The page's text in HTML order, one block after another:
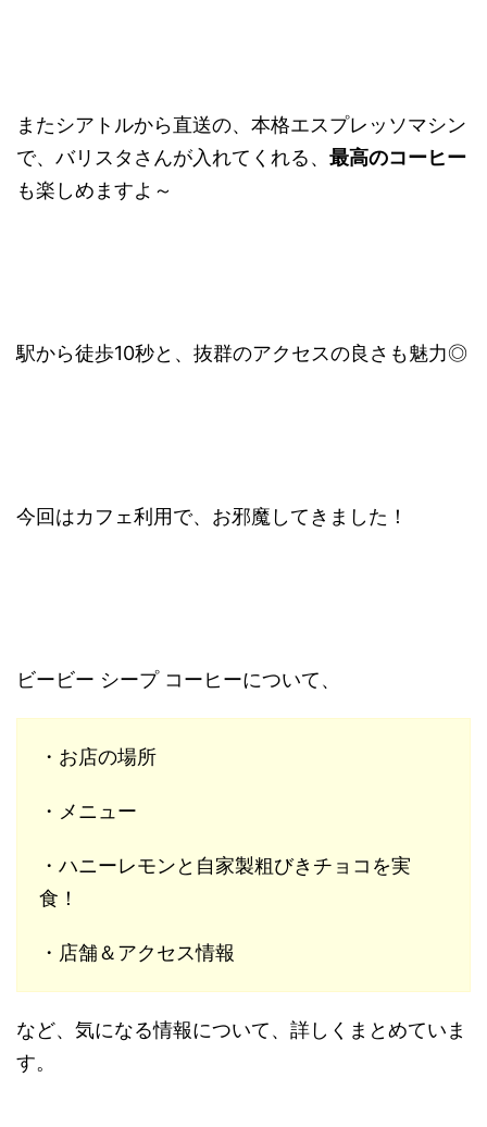
またシアトルから直送の、本格エスプレッソマシン
で、バリスタさんが入れてくれる、 最高のコーヒー
も楽しめますよ～
駅から徒歩10秒と、抜群のアクセスの良さも魅力◎
今回はカフェ利用で、お邪魔してきました！
ビービー シープ コーヒーについて、
・お店の場所
・メニュー
・ハニーレモンと自家製粗びきチョコを実
食！
・店舗＆アクセス情報
など、気になる情報について、詳しくまとめていま
す。